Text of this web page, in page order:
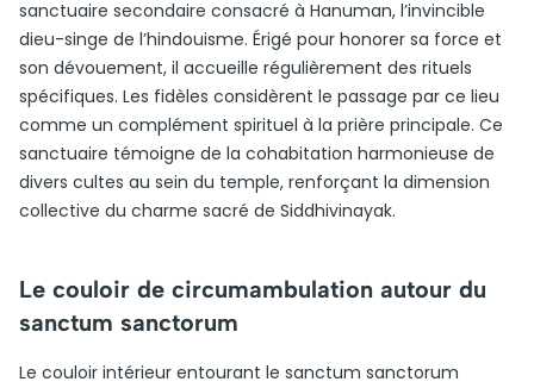
sanctuaire secondaire consacré à Hanuman, l’invincible
dieu-singe de l’hindouisme. Érigé pour honorer sa force et
son dévouement, il accueille régulièrement des rituels
spécifiques. Les fidèles considèrent le passage par ce lieu
comme un complément spirituel à la prière principale. Ce
sanctuaire témoigne de la cohabitation harmonieuse de
divers cultes au sein du temple, renforçant la dimension
collective du charme sacré de Siddhivinayak.
Le couloir de circumambulation autour du
sanctum sanctorum
Le couloir intérieur entourant le sanctum sanctorum